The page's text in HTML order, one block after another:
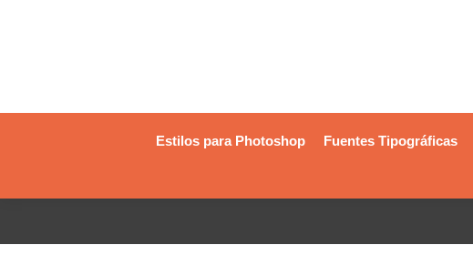
Estilos para Photoshop Fuentes Tipográficas